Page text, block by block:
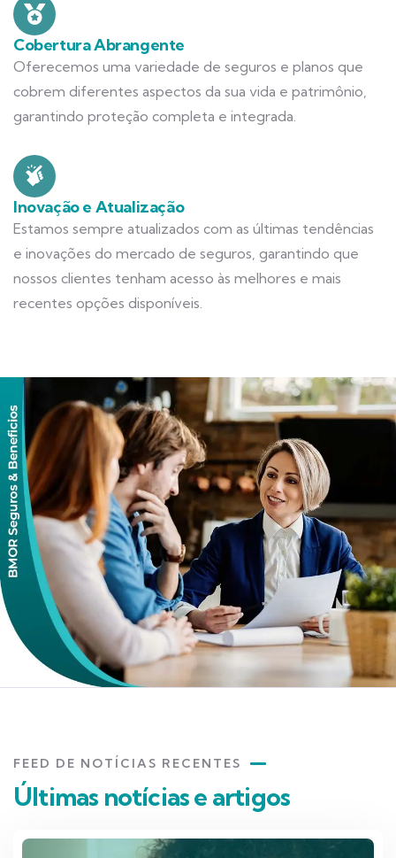
Cobertura Abrangente
Oferecemos uma variedade de seguros e planos que
cobrem diferentes aspectos da sua vida e patrimônio,
garantindo proteção completa e integrada.
Inovação e Atualização
Estamos sempre atualizados com as últimas tendências
e inovações do mercado de seguros, garantindo que
nossos clientes tenham acesso às melhores e mais
recentes opções disponíveis.
FEED DE NOTÍCIAS RECENTES
Últimas notícias e artigos